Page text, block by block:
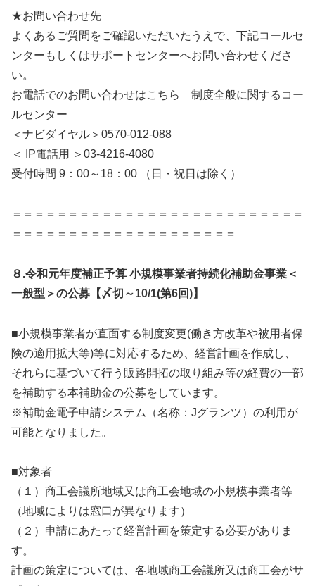
★お問い合わせ先
よくあるご質問をご確認いただいたうえで、下記コールセ
ンターもしくはサポートセンターへお問い合わせくださ
い。
お電話でのお問い合わせはこちら 制度全般に関するコー
ルセンター
＜ナビダイヤル＞0570-012-088
＜ IP電話用 ＞03-4216-4080
受付時間 9：00～18：00 （日・祝日は除く）
＝＝＝＝＝＝＝＝＝＝＝＝＝＝＝＝＝＝＝＝＝＝＝＝＝＝
＝＝＝＝＝＝＝＝＝＝＝＝＝＝＝＝＝＝＝＝
８.令和元年度補正予算 小規模事業者持続化補助金事業＜
一般型＞の公募【〆切～10/1(第6回)】
■小規模事業者が直面する制度変更(働き方改革や被用者保
険の適用拡大等)等に対応するため、経営計画を作成し、
それらに基づいて行う販路開拓の取り組み等の経費の一部
を補助する本補助金の公募をしています。
※補助金電子申請システム（名称：Jグランツ）の利用が
可能となりました。
■対象者
（１）商工会議所地域又は商工会地域の小規模事業者等
（地域によりは窓口が異なります）
（２）申請にあたって経営計画を策定する必要がありま
す。
計画の策定については、各地域商工会議所又は商工会がサ